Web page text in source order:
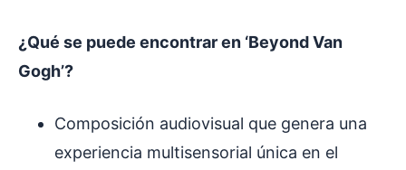
¿Qué se puede encontrar en ‘Beyond Van
Gogh’?
Composición audiovisual que genera una
experiencia multisensorial única en el